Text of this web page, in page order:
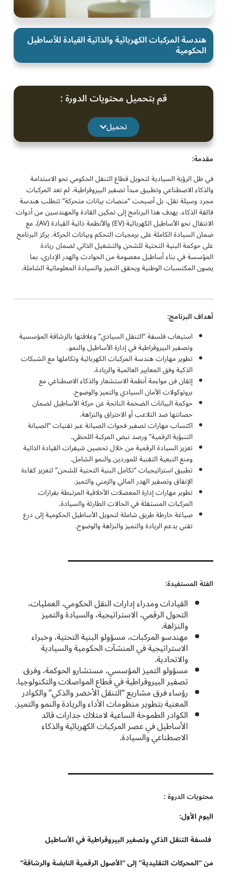
هندسة المركبات الكهربائية والذاتية القيادة للأساطيل
الحكومية
قم بتحميل محتويات الدورة :
تحميل
مقدمة:
في ظل الرؤية السيادية لتحويل قطاع التنقل الحكومي نحو الاستدامة
والذكاء الاصطناعي وتطبيق مبدأ تصفير البيروقراطية، لم تعد المركبات
مجرد وسيلة نقل، بل أصبحت “منصات بيانات متحركة” تتطلب هندسة
فائقة الذكاء. يهدف هذا البرنامج إلى تمكين القادة والمهندسين من أدوات
الانتقال نحو الأساطيل الكهربائية (EV) والأنظمة ذاتية القيادة (AV)، مع
ضمان السيادة الكاملة على برمجيات التحكم وبيانات الحركة. يركز البرنامج
على حوكمة البنية التحتية للشحن والتشغيل الذاتي لضمان ريادة
المؤسسة في بناء أساطيل معصومة من الحوادث والهدر الإداري، بما
يصون المكتسبات الوطنية ويحقق التميز والسيادة المعلوماتية الشاملة.
أهداف البرنامج:
استيعاب فلسفة “التنقل السيادي” وعلاقتها بالرشاقة المؤسسية
وتصفير البيروقراطية في إدارة الأساطيل والنمو.
تطوير مهارات هندسة المركبات الكهربائية وتكاملها مع الشبكات
الذكية وفق المعايير العالمية والريادة.
إتقان فن مواءمة أنظمة الاستشعار والذكاء الاصطناعي مع
بروتوكولات الأمان السيادي والتميز والوضوح.
حوكمة البيانات الضخمة الناتجة عن حركة الأساطيل لضمان
حصانتها ضد التلاعب أو الاختراق والنزاهة.
اكتساب مهارات تصفير فجوات الصيانة عبر تقنيات “الصيانة
التنبؤية الرقمية” ورصد نبض المركبة اللحظي.
تعزيز السيادة الرقمية من خلال تحصين شيفرات القيادة الذاتية
ومنع التبعية التقنية للموردين والنمو الشامل.
تطبيق استراتيجيات “تكامل البنية التحتية للشحن” لتعزيز كفاءة
الإنفاق وتصفير الهدر المالي والزمني والتميز.
تطوير مهارات إدارة المعضلات الأخلاقية المرتبطة بقرارات
المركبات المستقلة في الحالات الطارئة والسيادة.
صياغة خارطة طريق شاملة لتحويل الأساطيل الحكومية إلى درع
تقني يدعم الريادة والتميز والنزاهة والوضوح.
الفئة المستفيدة:
القيادات ومدراء إدارات النقل الحكومي، العمليات،
التحول الرقمي، الاستراتيجية، والسيادة والتميز
والنزاهة.
مهندسو المركبات، مسؤولو البنية التحتية، وخبراء
الاستراتيجية في المنشآت الحكومية والسيادية
والاتحادية.
مسؤولو التميز المؤسسي، مستشارو الحوكمة، وفرق
تصفير البيروقراطية في قطاع المواصلات والتكنولوجيا.
رؤساء فرق مشاريع “التنقل الأخضر والذكي” والكوادر
المعنية بتطوير منظومات الأداء والريادة والنمو والتميز.
الكوادر الطموحة الساعية لامتلاك جدارات قائد
الأساطيل في عصر المركبات الكهربائية والذكاء
الاصطناعي والسيادة.
محتويات الدروة :
اليوم الأول:
فلسفة التنقل الذكي وتصفير البيروقراطية في الأساطيل
من “المحركات التقليدية” إلى “الأصول الرقمية النابضة والرشاقة“